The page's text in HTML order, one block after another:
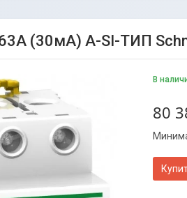
(30мA) A-SI-ТИП
В
80